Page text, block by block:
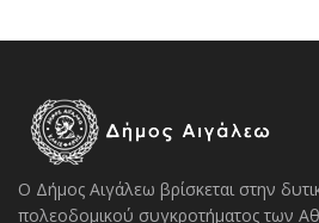
Ο Δήμος Αιγάλεω βρίσκεται στην
πολεοδομικού συγκροτήματος των